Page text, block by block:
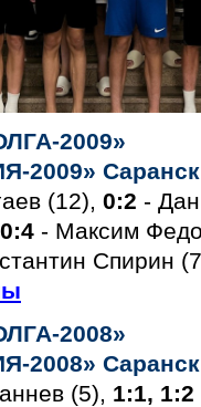
2009»
2009»
(12), 0:2 -
0:4 - Максим
Спирин
2008»
2008»
(5), 1:1, 1:2